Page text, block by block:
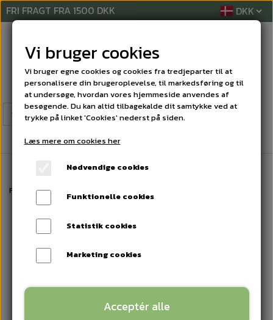
FRI FRAGT FRA 1500 DKK
Forside RENGØRINGSMIDLER
Vi bruger cookies
Vi bruger egne cookies og cookies fra tredjeparter til at
personalisere din brugeroplevelse, til markedsføring og til
at undersøge, hvordan vores hjemmeside anvendes af
besøgende. Du kan altid tilbagekalde dit samtykke ved at
trykke på linket 'Cookies' nederst på siden.
Læs mere om cookies her
Nødvendige cookies
Funktionelle cookies
Statistik cookies
Marketing cookies
Acceptér alle